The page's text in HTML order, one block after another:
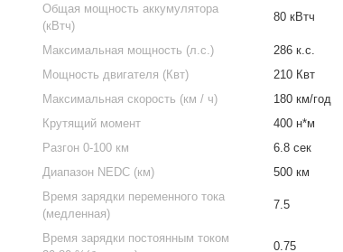
Общая мощность аккумулятора
(кВтч)
80 кВтч
Максимальная мощность (л.с.)
286 к.с.
Мощность двигателя (Квт)
210 Квт
Максимальная скорость (км / ч)
180 км/год
Крутящий момент
400 н*м
Разгон 0-100 км
6.8 сек
Диапазон NEDC (км)
500 км
Время зарядки переменного тока
(медленная)
7.5
Время зарядки постоянным током
0.75